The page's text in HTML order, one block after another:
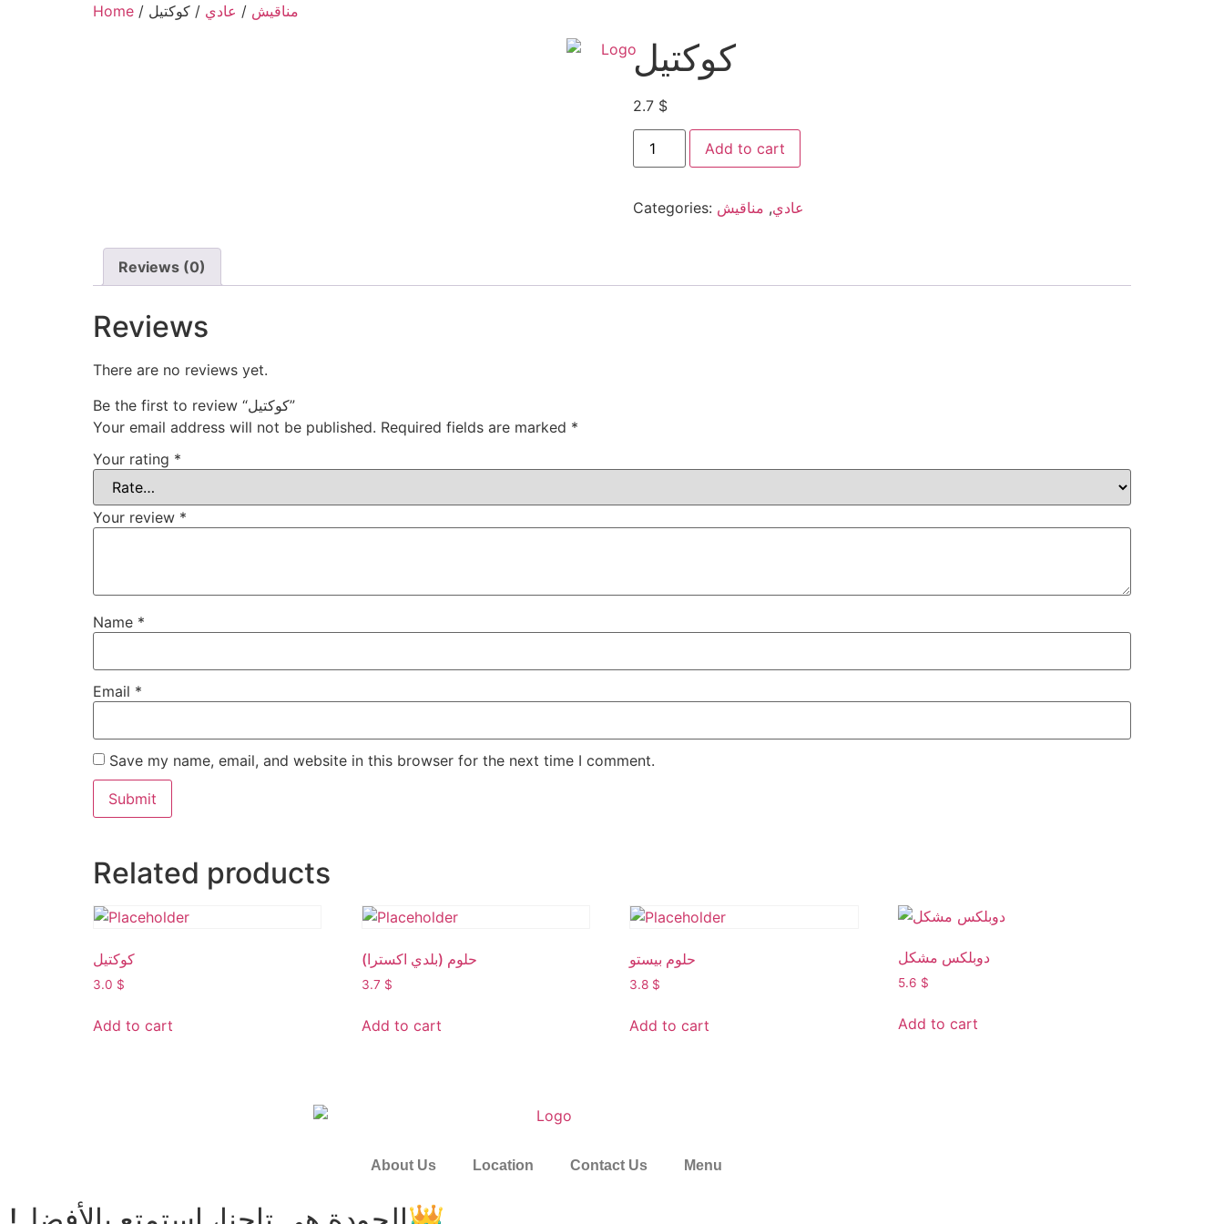
Home / مناقيش / عادي / كوكتيل
كوكتيل
2.7 $
Add to cart
Categories: عادي, مناقيش
Reviews (0)
Reviews
There are no reviews yet.
Be the first to review “كوكتيل”
Your email address will not be published. Required fields are marked *
Your rating *
Your review *
Name *
Email *
Save my name, email, and website in this browser for the next time I comment.
Related products
كوكتيل
3.0 $
Add to cart
حلوم (بلدي اكسترا)
3.7 $
Add to cart
حلوم بيستو
3.8 $
Add to cart
دوبلكس مشكل
5.6 $
Add to cart
About Us Location Contact Us Menu